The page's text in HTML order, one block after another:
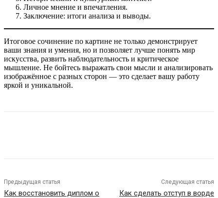
Личное мнение и впечатления.
Заключение: итоги анализа и выводы.
Итоговое сочинение по картине не только демонстрирует
ваши знания и умения, но и позволяет лучше понять мир
искусства, развить наблюдательность и критическое
мышление. Не бойтесь выражать свои мысли и анализировать
изображённое с разных сторон — это сделает вашу работу
яркой и уникальной.
Предыдущая статья
Как восстановить диплом о
Следующая статья
Как сделать отступ в ворде